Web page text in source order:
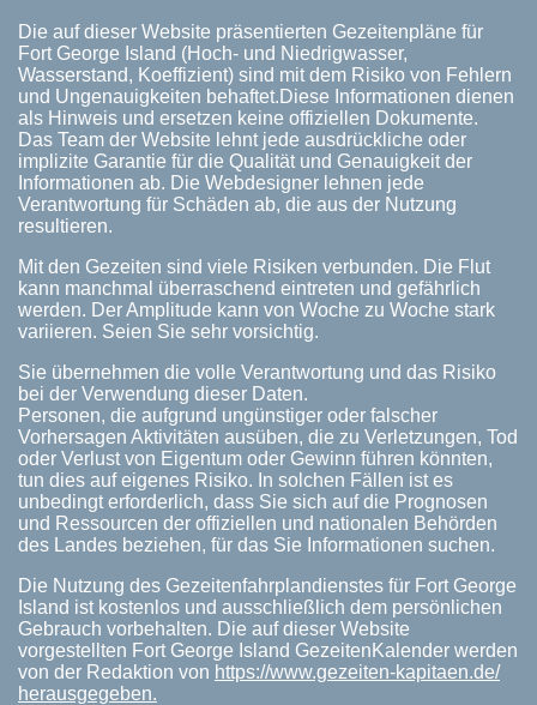
Die auf dieser Website präsentierten Gezeitenpläne für
Fort George Island (Hoch- und Niedrigwasser,
Wasserstand, Koeffizient) sind mit dem Risiko von Fehlern
und Ungenauigkeiten behaftet.Diese Informationen dienen
als Hinweis und ersetzen keine offiziellen Dokumente.
Das Team der Website lehnt jede ausdrückliche oder
implizite Garantie für die Qualität und Genauigkeit der
Informationen ab. Die Webdesigner lehnen jede
Verantwortung für Schäden ab, die aus der Nutzung
resultieren.
Mit den Gezeiten sind viele Risiken verbunden. Die Flut
kann manchmal überraschend eintreten und gefährlich
werden. Der Amplitude kann von Woche zu Woche stark
variieren. Seien Sie sehr vorsichtig.
Sie übernehmen die volle Verantwortung und das Risiko
bei der Verwendung dieser Daten.
Personen, die aufgrund ungünstiger oder falscher
Vorhersagen Aktivitäten ausüben, die zu Verletzungen, Tod
oder Verlust von Eigentum oder Gewinn führen könnten,
tun dies auf eigenes Risiko. In solchen Fällen ist es
unbedingt erforderlich, dass Sie sich auf die Prognosen
und Ressourcen der offiziellen und nationalen Behörden
des Landes beziehen, für das Sie Informationen suchen.
Die Nutzung des Gezeitenfahrplandienstes für Fort George
Island ist kostenlos und ausschließlich dem persönlichen
Gebrauch vorbehalten. Die auf dieser Website
vorgestellten Fort George Island GezeitenKalender werden
von der Redaktion von https://www.gezeiten-kapitaen.de/
herausgegeben.